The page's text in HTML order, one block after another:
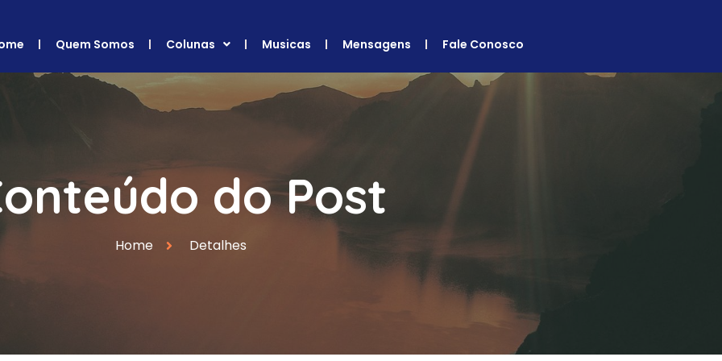
Quem Somos Colunas Musicas Mensagens Fale Conosco
do Post
Home Detalhes